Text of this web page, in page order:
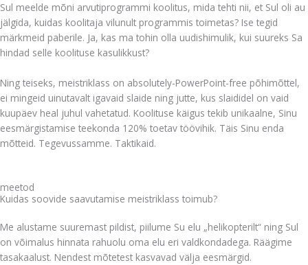
Sul meelde mõni arvutiprogrammi koolitus, mida tehti nii, et Sul oli au
jälgida, kuidas koolitaja vilunult programmis toimetas? Ise tegid
märkmeid paberile. Ja, kas ma tohin olla uudishimulik, kui suureks Sa
hindad selle koolituse kasulikkust?
Ning teiseks, meistriklass on absolutely-PowerPoint-free põhimõttel,
ei mingeid uinutavalt igavaid slaide ning jutte, kus slaididel on vaid
kuupäev heal juhul vahetatud. Koolituse käigus tekib unikaalne, Sinu
eesmärgistamise teekonda 120% toetav töövihik. Täis Sinu enda
mõtteid. Tegevussamme. Taktikaid.
meetod
Kuidas soovide saavutamise meistriklass toimub?
Me alustame suuremast pildist, piilume Su elu „helikopterilt“ ning Sul
on võimalus hinnata rahuolu oma elu eri valdkondadega. Räägime
tasakaalust. Nendest mõtetest kasvavad välja eesmärgid.